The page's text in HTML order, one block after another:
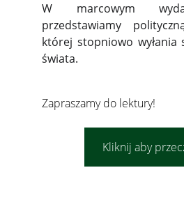
W marcowym
przedstawiamy
której stopniowo wyłania
świata.
Zapraszamy do lektury!
Kliknij aby